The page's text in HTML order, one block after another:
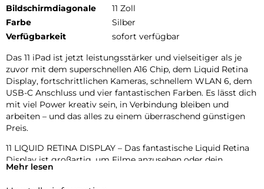
Bildschirmdiagonale
11 Zoll
Farbe
Silber
Verfügbarkeit
sofort verfügbar
Das 11 iPad ist jetzt leistungsstärker und vielseitiger als je
zuvor mit dem superschnellen A16 Chip, dem Liquid Retina
Display, fortschrittlichen Kameras, schnellem WLAN 6, dem
USB-C Anschluss und vier fantastischen Farben. Es lässt dich
mit viel Power kreativ sein, in Verbindung bleiben und
arbeiten – und das alles zu einem überraschend günstigen
Preis.
11 LIQUID RETINA DISPLAY – Das fantastische Liquid Retina
Display ist großartig, um Filme anzusehen oder dein
nächstes Meisterwerk zu zeichnen. True Tone passt das
Mehr lesen